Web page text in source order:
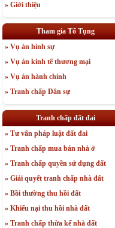
» Giới thiệu
Tham gia Tố Tụng
» Vụ án hình sự
» Vụ án kinh tế thương mại
» Vụ án hành chính
» Tranh chấp Dân sự
Tranh chấp đất đai
» Tư vấn pháp luật đất đai
» Tranh chấp mua bán nhà ở
» Tranh chấp quyền sử dụng đất
» Giải quyết tranh chấp nhà đất
» Bồi thường thu hồi đất
» Khiếu nại thu hồi nhà đất
» Tranh chấp thừa kế nhà đất